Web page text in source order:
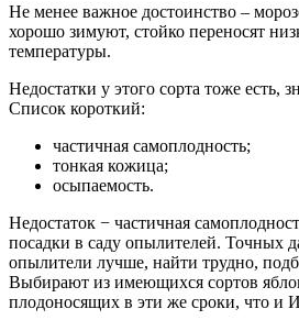
Не менее важное достоинство –
хорошо зимуют, стойко переносят
температуры.
Недостатки у этого сорта тоже есть,
Список короткий:
частичная самоплодность;
тонкая кожица;
осыпаемость.
Недостаток − частичная
посадки в саду опылителей. Точных
опылители лучше, найти трудно,
Выбирают из имеющихся сортов
плодоносящих в эти же сроки, что и